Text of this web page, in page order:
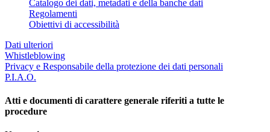
Catalogo dei dati, metadati e della banche dati
Regolamenti
Obiettivi di accessibilità
Dati ulteriori
Whistleblowing
Privacy e Responsabile della protezione dei dati personali
P.I.A.O.
Atti e documenti di carattere generale riferiti a tutte le
procedure